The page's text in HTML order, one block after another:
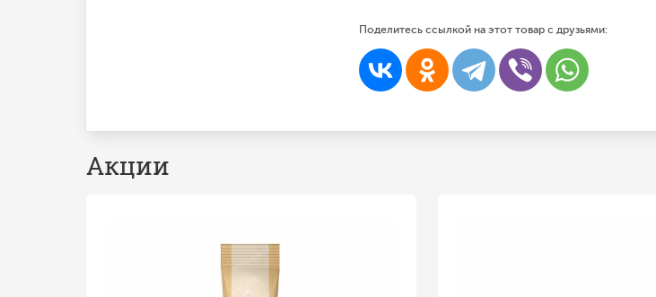
Поделитесь ссылкой на этот товар с друзьями:
Акции